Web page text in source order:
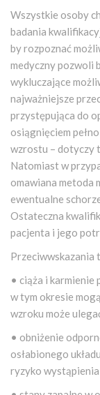
Wszystkie osoby
badania
by rozpoznać
medyczny pozwoli
wykluczające
najważniejsze
przystępująca do
osiągnięciem
wzrostu – dotyczy
Natomiast w
omawiana metoda
ewentualne
Ostateczna
pacjenta i jego
Przeciwwskazania
• ciąża i karmienie
w tym okresie
wzroku może
• obniżenie
osłabionego
ryzyko wystąpienia